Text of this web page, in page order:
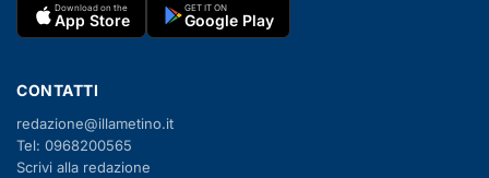
Download on the
App Store
GET IT ON
Google Play
CONTATTI
redazione@illametino.it
Tel: 0968200565
Scrivi alla redazione